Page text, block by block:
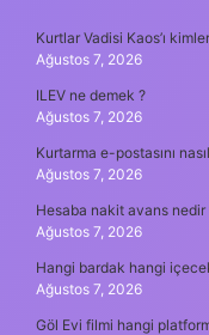
Kurtlar Vadisi Kaos’ı
Ağustos 7, 2026
ILEV ne demek ?
Ağustos 7, 2026
Kurtarma e-postasını
Ağustos 7, 2026
Hesaba nakit avans nedir
Ağustos 7, 2026
Hangi bardak hangi
Ağustos 7, 2026
Göl Evi filmi hangi